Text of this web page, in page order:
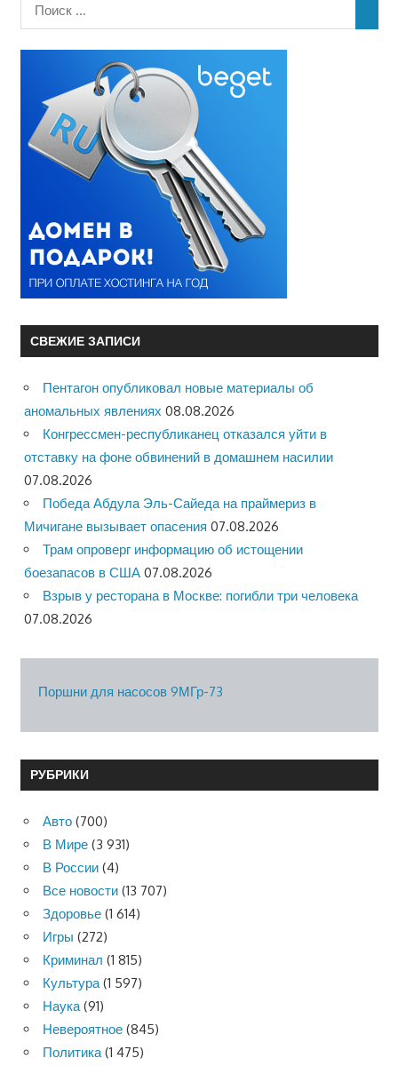
СВЕЖИЕ ЗАПИСИ
Пентагон опубликовал новые материалы об
аномальных явлениях 08.08.2026
Конгрессмен-республиканец отказался уйти в
отставку на фоне обвинений в домашнем насилии
07.08.2026
Победа Абдула Эль-Сайеда на праймериз в
Мичигане вызывает опасения 07.08.2026
Трам опроверг информацию об истощении
боезапасов в США 07.08.2026
Взрыв у ресторана в Москве: погибли три человека
07.08.2026
Поршни для насосов 9МГр-73
РУБРИКИ
Авто (700)
В Мире (3 931)
В России (4)
Все новости (13 707)
Здоровье (1 614)
Игры (272)
Криминал (1 815)
Культура(1 597)
Наука(91)
Невероятное (845)
Политика(1 475)